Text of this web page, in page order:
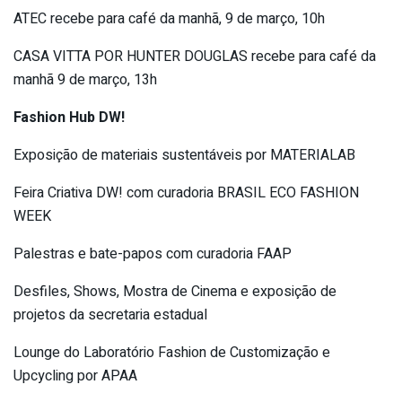
ATEC recebe para café da manhã, 9 de março, 10h
CASA VITTA POR HUNTER DOUGLAS recebe para café da
manhã 9 de março, 13h
Fashion Hub DW!
Exposição de materiais sustentáveis por MATERIALAB
Feira Criativa DW! com curadoria BRASIL ECO FASHION
WEEK
Palestras e bate-papos com curadoria FAAP
Desfiles, Shows, Mostra de Cinema e exposição de
projetos da secretaria estadual
Lounge do Laboratório Fashion de Customização e
Upcycling por APAA